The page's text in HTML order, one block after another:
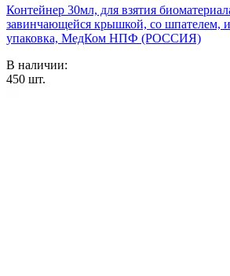
Контейнер 30мл, для взятия
завинчающейся крышкой, со шпателем,
упаковка, МедКом НПФ (РОССИЯ)
В наличии:
450 шт.